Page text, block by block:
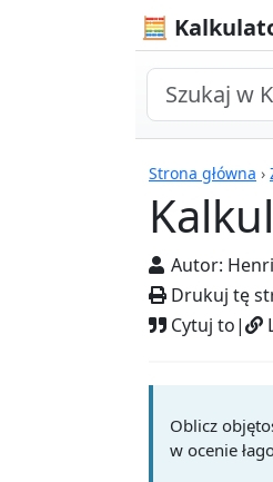
🧮
Strona główna ›
Autor:
Drukuj tę
Cytuj to|
Oblicz
w ocenie